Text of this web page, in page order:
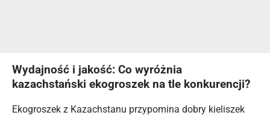
Wydajność i jakość: Co wyróżnia
kazachstański ekogroszek na tle konkurencji?
Ekogroszek z Kazachstanu przypomina dobry kieliszek